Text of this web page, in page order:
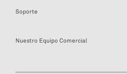
Soporte
Nuestro Equipo Comercial